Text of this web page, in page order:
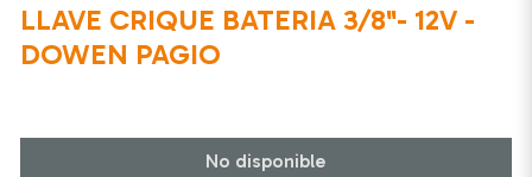
LLAVE CRIQUE BATERIA 3/8"- 12V -
DOWEN PAGIO
No disponible